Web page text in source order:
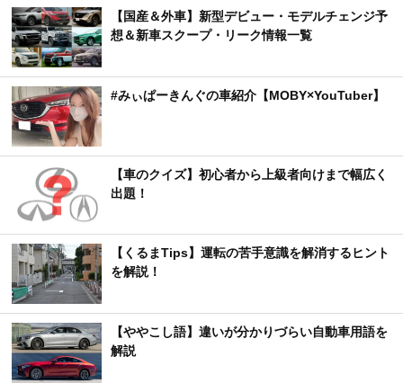
【国産＆外車】新型デビュー・モデルチェンジ予
想＆新車スクープ・リーク情報一覧
#みぃぱーきんぐの車紹介【MOBY×YouTuber】
【車のクイズ】初心者から上級者向けまで幅広く
出題！
【くるまTips】運転の苦手意識を解消するヒント
を解説！
【ややこし語】違いが分かりづらい自動車用語を
解説